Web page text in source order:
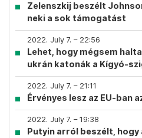
Zelenszkij beszélt
neki a sok támogatást
2022. July 7. – 22:56
Lehet, hogy mégsem
ukrán katonák a Kígyó-
2022. July 7. – 21:11
Érvényes lesz az EU-ban
2022. July 7. – 19:38
Putyin arról beszélt, hogy